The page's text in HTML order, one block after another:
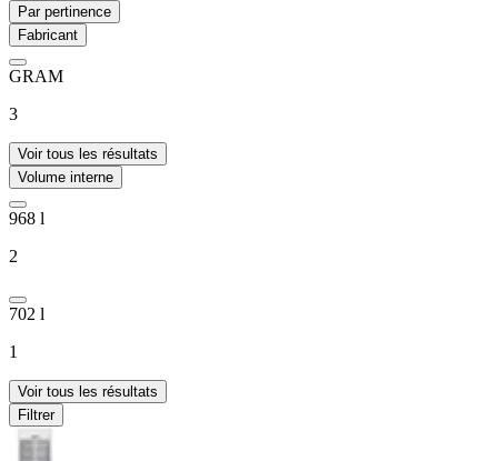
Par pertinence
Fabricant
GRAM
3
Voir tous les résultats
Volume interne
968 l
2
702 l
1
Voir tous les résultats
Filtrer